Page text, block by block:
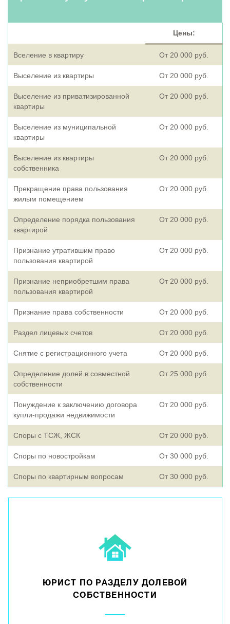
Цены:
Вселение в квартиру От 20 000 руб.
Выселение из квартиры От 20 000 руб.
Выселение из приватизированной
квартиры
От 20 000 руб.
Выселение из муниципальной
квартиры
От 20 000 руб.
Выселение из квартиры
собственника
От 20 000 руб.
Прекращение права пользования
жилым помещением
От 20 000 руб.
Определение порядка пользования
квартирой
От 20 000 руб.
Признание утратившим право
пользования квартирой
От 20 000 руб.
Признание неприобретшим права
пользования квартирой
От 20 000 руб.
Признание права собственности От 20 000 руб.
Раздел лицевых счетов От 20 000 руб.
Снятие с регистрационного учета От 20 000 руб.
Определение долей в совместной
собственности
От 25 000 руб.
Понуждение к заключению договора
купли-продажи недвижимости
От 20 000 руб.
Споры с ТСЖ, ЖСК От 20 000 руб.
Споры по новостройкам От 30 000 руб.
Споры по квартирным вопросам От 30 000 руб.
ЮРИСТ ПО РАЗДЕЛУ ДОЛЕВОЙ
СОБСТВЕННОСТИ